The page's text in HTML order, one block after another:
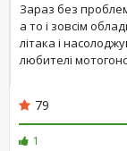
Зараз без
а то і зовсім
літака і
любителі
79
1